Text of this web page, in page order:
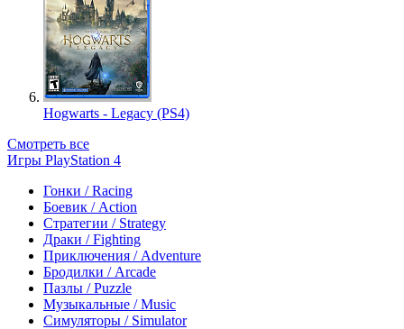
Hogwarts - Legacy (PS4)
Смотреть все
Игры PlayStation 4
Гонки / Racing
Боевик / Action
Стратегии / Strategy
Драки / Fighting
Приключения / Adventure
Бродилки / Arcade
Пазлы / Puzzle
Музыкальные / Music
Симуляторы / Simulator